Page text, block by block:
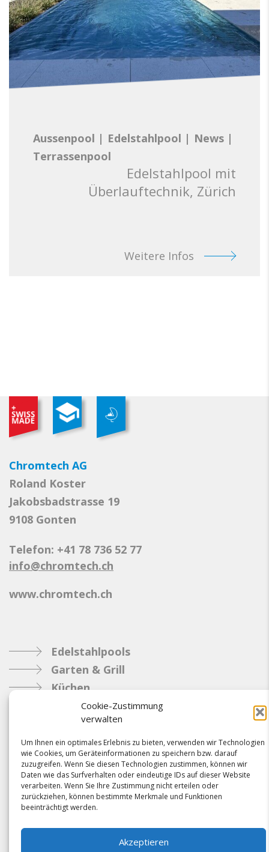
Cookie-Zustimmung
verwalten
Um Ihnen ein optimales Erlebnis zu bieten, verwenden wir Technologien
wie Cookies, um Geräteinformationen zu speichern bzw. darauf
zuzugreifen. Wenn Sie diesen Technologien zustimmen, können wir
Daten wie das Surfverhalten oder eindeutige IDs auf dieser Website
verarbeiten. Wenn Sie Ihre Zustimmung nicht erteilen oder
zurückziehen, können bestimmte Merkmale und Funktionen
beeinträchtigt werden.
Akzeptieren
Aussenpool | Edelstahlpool | News |
Terrassenpool
Edelstahlpool mit
Überlauftechnik, Zürich
Weitere Infos
Chromtech AG
Roland Koster
Jakobsbadstrasse 19
9108 Gonten
Telefon: +41 78 736 52 77
info@chromtech.ch
www.chromtech.ch
Edelstahlpools
Garten & Grill
Küchen
Metallbau
Industrie
Referenzen
News
Samacostyle.ch
Impressum
Kontakt